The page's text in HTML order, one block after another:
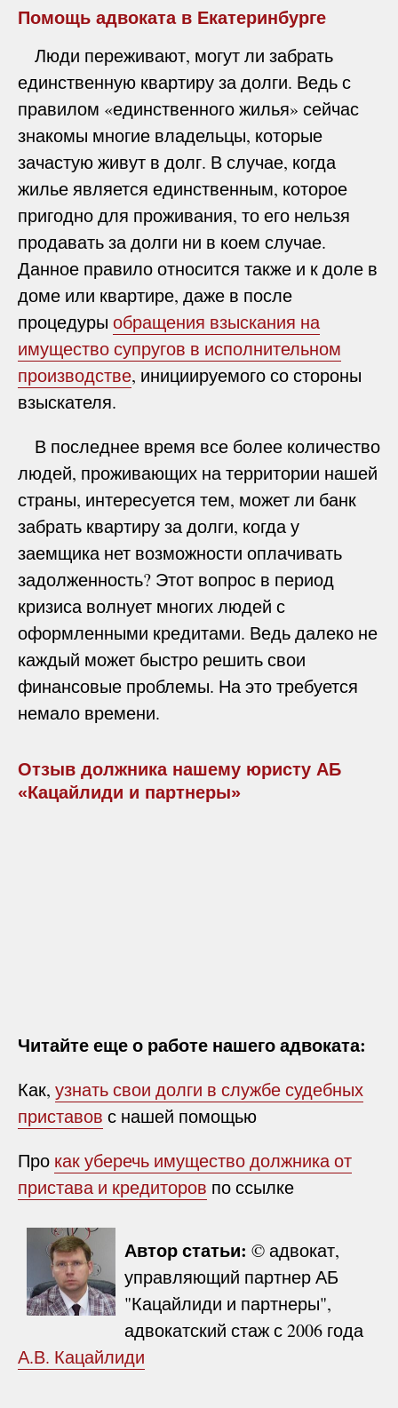
Помощь адвоката в Екатеринбурге
Люди переживают, могут ли забрать
единственную квартиру за долги. Ведь с
правилом «единственного жилья» сейчас
знакомы многие владельцы, которые
зачастую живут в долг. В случае, когда
жилье является единственным, которое
пригодно для проживания, то его нельзя
продавать за долги ни в коем случае.
Данное правило относится также и к доле в
доме или квартире, даже в после
процедуры обращения взыскания на
имущество супругов в исполнительном
производстве, инициируемого со стороны
взыскателя.
В последнее время все более количество
людей, проживающих на территории нашей
страны, интересуется тем, может ли банк
забрать квартиру за долги, когда у
заемщика нет возможности оплачивать
задолженность? Этот вопрос в период
кризиса волнует многих людей с
оформленными кредитами. Ведь далеко не
каждый может быстро решить свои
финансовые проблемы. На это требуется
немало времени.
Отзыв должника нашему юристу АБ
«Кацайлиди и партнеры»
Читайте еще о работе нашего адвоката:
Как, узнать свои долги в службе судебных
приставов с нашей помощью
Про как уберечь имущество должника от
пристава и кредиторов по ссылке
Автор статьи: © адвокат,
управляющий партнер АБ
"Кацайлиди и партнеры",
адвокатский стаж с 2006 года
А.В. Кацайлиди